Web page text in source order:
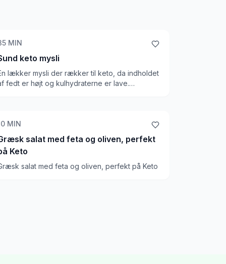
MIN
keto mysli
lækker mysli der rækker til keto, da indholdet
fedt er højt og kulhydraterne er lave.
får det hele til at hænge godt sammen! En
ganske pæn mysli på keto
MIN
salat med feta og oliven, perfekt
Keto
salat med feta og oliven, perfekt på Keto